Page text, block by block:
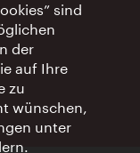
sind
der
auf Ihre
zu
wünschen,
unter